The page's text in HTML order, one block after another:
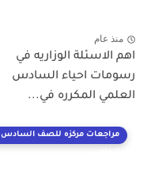
منذ عام
اهم الاسئلة الوزاريه في
رسومات احياء السادس
العلمي المكرره في...
مراجعات مركزه للصف السادس